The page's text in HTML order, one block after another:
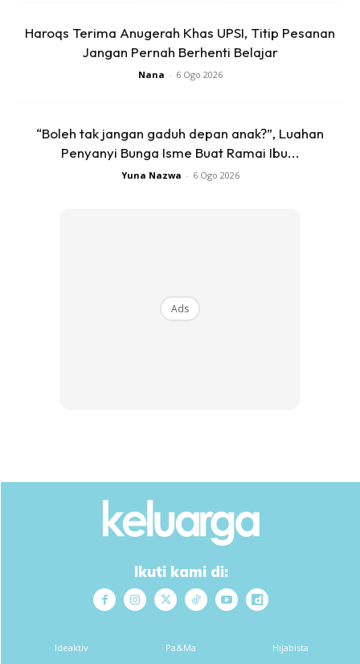
Haroqs Terima Anugerah Khas UPSI, Titip Pesanan
Jangan Pernah Berhenti Belajar
Nana - 6 Ogo 2026
“Boleh tak jangan gaduh depan anak?”, Luahan
Penyanyi Bunga Isme Buat Ramai Ibu...
Yuna Nazwa - 6 Ogo 2026
Ads
Ikuti kami di:
Ideaktiv Pa&Ma Hijabista